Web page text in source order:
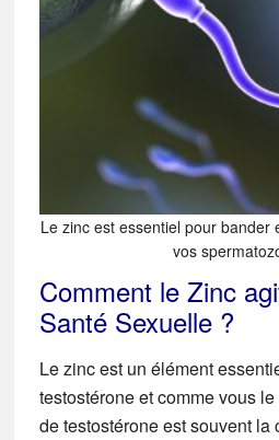
Le zinc est essentiel pour bander
vos
Comment le Zinc
Santé Sexuelle ?
Le zinc est un élément
testostérone et comme vous
de testostérone est souvent la